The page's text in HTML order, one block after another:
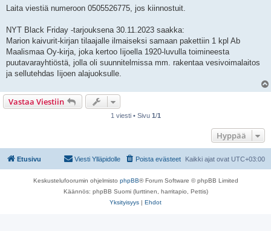
Laita viestiä numeroon 0505526775, jos kiinnostuit.
NYT Black Friday -tarjouksena 30.11.2023 saakka:
Marion kaivurit-kirjan tilaajalle ilmaiseksi samaan pakettiin 1 kpl Ab
Maalismaa Oy-kirja, joka kertoo Iijoella 1920-luvulla toimineesta
puutavarayhtiöstä, jolla oli suunnitelmissa mm. rakentaa vesivoimalaitos
ja sellutehdas Iijoen alajuoksulle.
Vastaa Viestiin
1 viesti • Sivu 1/1
Hyppää
Etusivu Kaikki ajat ovat UTC+03:00
Poista evästeet
Viesti Ylläpidolle
Keskustelufoorumin ohjelmisto phpBB® Forum Software © phpBB Limited
Käännös: phpBB Suomi (lurttinen, harritapio, Pettis)
Yksityisyys | Ehdot